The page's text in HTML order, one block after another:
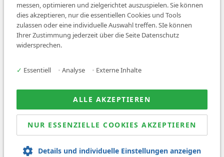
Job finden
Über uns
News
© 2026 Sanovetis. All rights reserved.
messen, optimieren und zielgerichtet auszuspielen. Sie können
dies akzeptieren, nur die essentiellen Cookies und Tools
zulassen oder eine individuelle Auswahl treffen. SIe können
Ihrer Zustimmung jederzeit über die Seite Datenschutz
widersprechen.
✓ Essentiell • Analyse • Externe Inhalte
ALLE AKZEPTIEREN
NUR ESSENZIELLE COOKIES AKZEPTIEREN
Details und individuelle Einstellungen anzeigen